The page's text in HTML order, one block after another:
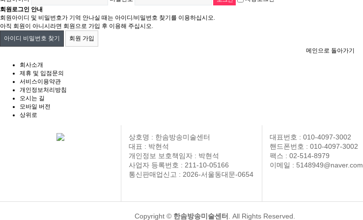
회원로그인 안내
회원아이디 및 비밀번호가 기억 안나실 때는 아이디/비밀번호 찾기를 이용하십시오.
아직 회원이 아니시라면 회원으로 가입 후 이용해 주십시오.
아이디 비밀번호 찾기
회원 가입
메인으로 돌아가기
회사소개
제휴 및 입점문의
서비스이용약관
개인정보처리방침
오시는 길
모바일 버전
상위로
상호명 : 한솜방송미술센터
대표 : 박현석
개인정보 보호책임자 : 박현석
사업자 등록번호 : 211-10-05166
통신판매업신고 : 2026-서울동대문-0654
대표번호 : 010-4097-3002
핸드폰번호 : 010-4097-3002
팩스 : 02-514-8979
이메일 : 5148949@naver.com
Copyright © 한솜방송미술센터 . All Rights Reserved.